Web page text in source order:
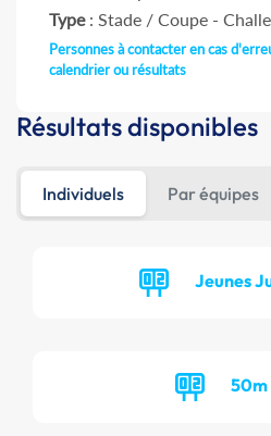
Type: Stade / Coupe -
Personnes à contacter en cas
calendrier ou résultats
Résultats disponibles
Individuels Par équipes
Jeunes
50m